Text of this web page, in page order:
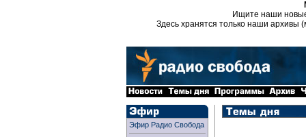
Ищите наши
Здесь хранятся только наши архивы
Эфир Радио Свобода